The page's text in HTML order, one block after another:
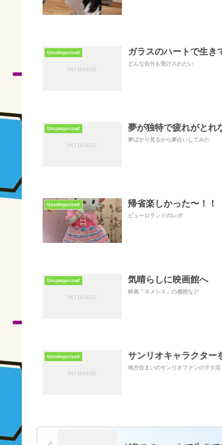
Uncategorized ガラスのハートで生き
どんな自分も受け入れたい
Uncategorized 夢が独特で疲れがとれ
夢ばかり見るから夢占いしてみた
Uncategorized 帰省楽しかった〜！！
ピューロランドのレポ
Uncategorized 気晴らしに映画館へ
映画「ネメシス」の感想など
Uncategorized サンリオキャラクター
地方住まいのサンリオファンのヲタ活